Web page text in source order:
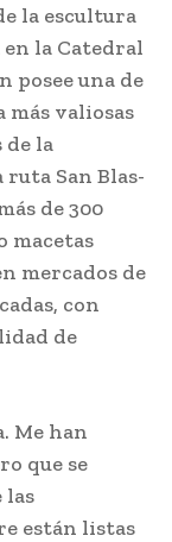
la escultura
la Catedral
posee una de
más valiosas
de la
San Blas-
de 300
macetas
mercados de
con
de
Me han
que se
las
están listas